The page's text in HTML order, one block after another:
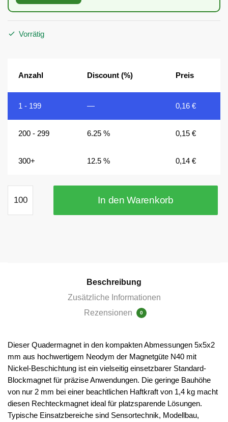
Vorrätig
Anzahl Discount (%) Preis
1 - 199 — 0,16€
200 - 299 6.25 % 0,15€
300+ 12.5 % 0,14€
mm
Quadermagnete
In den Warenkorb
Beschreibung
Zusätzliche Informationen
Rezensionen
0
Dieser Quadermagnet in den kompakten Abmessungen 5x5x2
mm aus hochwertigem Neodym der Magnetgüte N40 mit
Nickel-Beschichtung ist ein vielseitig einsetzbarer Standard-
Blockmagnet für präzise Anwendungen. Die geringe Bauhöhe
von nur 2 mm bei einer beachtlichen Haftkraft von 1,4 kg macht
diesen Rechteckmagnet ideal für platzsparende Lösungen.
Typische Einsatzbereiche sind Sensortechnik, Modellbau,